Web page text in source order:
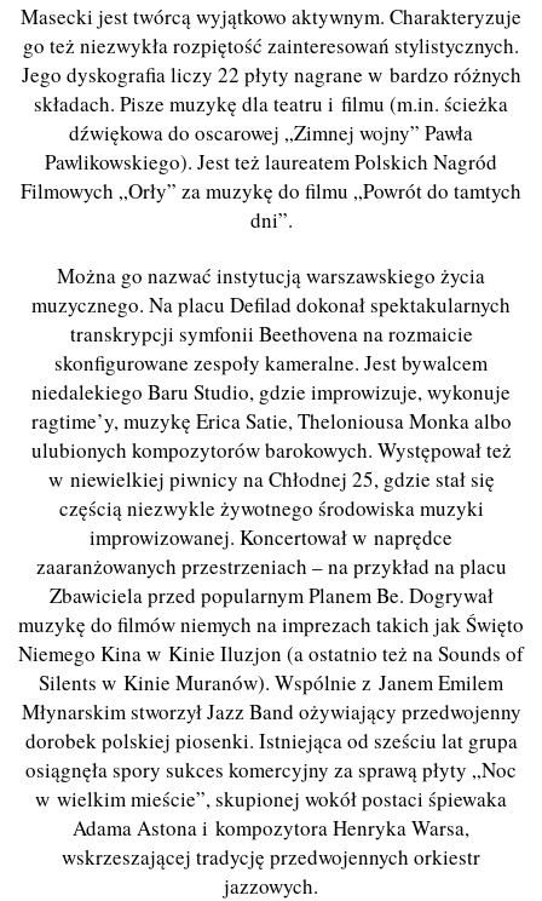
Masecki jest twórcą wyjątkowo aktywnym. Charakteryzuje
go też niezwykła rozpiętość zainteresowań stylistycznych.
Jego dyskografia liczy 22 płyty nagrane w bardzo różnych
składach. Pisze muzykę dla teatru i filmu (m.in. ścieżka
dźwiękowa do oscarowej „Zimnej wojny” Pawła
Pawlikowskiego). Jest też laureatem Polskich Nagród
Filmowych „Orły” za muzykę do filmu „Powrót do tamtych
dni”.
Można go nazwać instytucją warszawskiego życia
muzycznego. Na placu Defilad dokonał spektakularnych
transkrypcji symfonii Beethovena na rozmaicie
skonfigurowane zespoły kameralne. Jest bywalcem
niedalekiego Baru Studio, gdzie improwizuje, wykonuje
ragtime’y, muzykę Erica Satie, Theloniousa Monka albo
ulubionych kompozytorów barokowych. Występował też
w niewielkiej piwnicy na Chłodnej 25, gdzie stał się
częścią niezwykle żywotnego środowiska muzyki
improwizowanej. Koncertował w naprędce
zaaranżowanych przestrzeniach – na przykład na placu
Zbawiciela przed popularnym Planem Be. Dogrywał
muzykę do filmów niemych na imprezach takich jak Święto
Niemego Kina w Kinie Iluzjon (a ostatnio też na Sounds of
Silents w Kinie Muranów). Wspólnie z Janem Emilem
Młynarskim stworzyłJazz Band ożywiający przedwojenny
dorobek polskiej piosenki. Istniejąca od sześciu lat grupa
osiągnęła spory sukces komercyjny za sprawą płyty „Noc
w wielkim mieście”, skupionej wokół postaci śpiewaka
Adama Astona i kompozytora Henryka Warsa,
wskrzeszającej tradycję przedwojennych orkiestr
jazzowych.